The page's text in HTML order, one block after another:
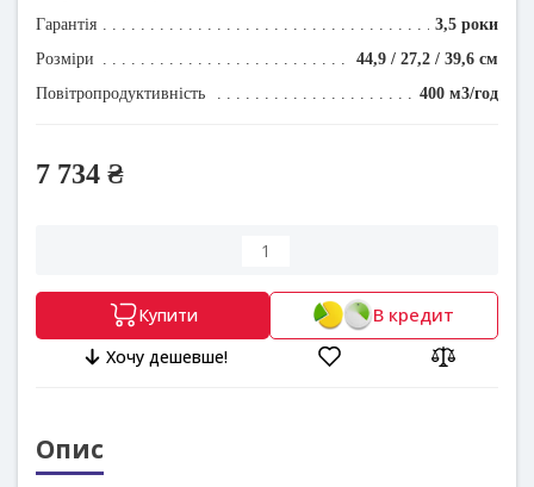
Гарантія
3,5 роки
Розміри
44,9 / 27,2 / 39,6 см
Повітропродуктивність
400 м3/год
7 734 ₴
Купити В кредит
Хочу дешевше!
Опис